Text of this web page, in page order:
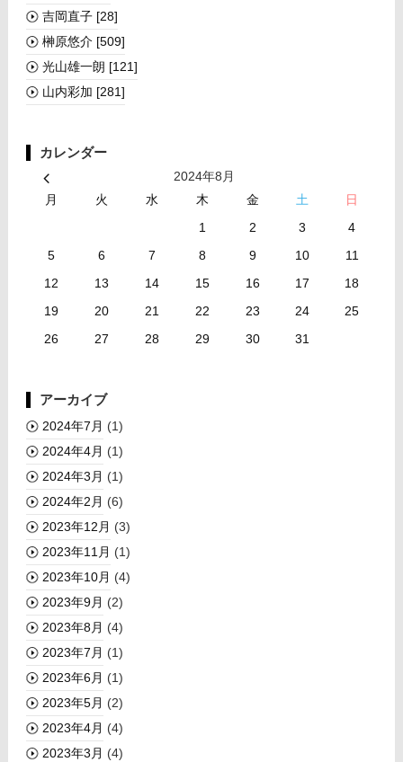
吉岡直子 [28]
榊󠄀原悠介 [509]
光山雄一朗 [121]
山内彩加 [281]
カレンダー
2024年8月
月
火 水 木 金 土
日
1
2 3
4
5
6 7 8 9 10
11
12
13 14 15 16 17
18
19
20 21 22 23 24
25
26
27 28 29 30 31
アーカイブ
2024年7月 (1)
2024年4月 (1)
2024年3月 (1)
2024年2月 (6)
2023年12月 (3)
2023年11月 (1)
2023年10月 (4)
2023年9月 (2)
2023年8月 (4)
2023年7月 (1)
2023年6月 (1)
2023年5月 (2)
2023年4月 (4)
2023年3月 (4)